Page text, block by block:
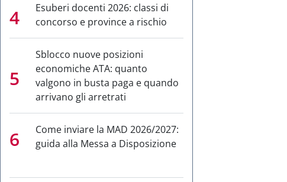
Esuberi docenti 2026: classi di
concorso e province a rischio
Sblocco nuove posizioni
economiche ATA: quanto
valgono in busta paga e quando
arrivano gli arretrati
Come inviare la MAD 2026/2027:
guida alla Messa a Disposizione